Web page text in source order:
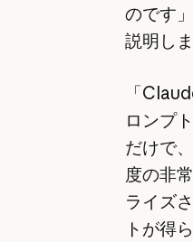
のです
説明しま
「
ロンプ
だけで
度の非
ライズ
トが得